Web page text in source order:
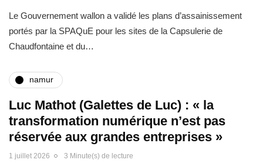
Le Gouvernement wallon a validé les plans d’assainissement
portés par la SPAQuE pour les sites de la Capsulerie de
Chaudfontaine et du…
namur
Luc Mathot (Galettes de Luc) : « la
transformation numérique n’est pas
réservée aux grandes entreprises »
1 juillet 2026 3 Minute(s) de lecture